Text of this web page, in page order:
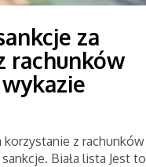
za
rachunków
korzystanie z rachunków
Biała lista Jest to